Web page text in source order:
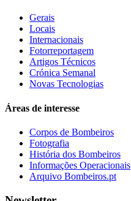
Gerais
Locais
Internacionais
Fotorreportagem
Artigos Técnicos
Crónica Semanal
Novas Tecnologias
Áreas de interesse
Corpos de Bombeiros
Fotografia
História dos Bombeiros
Informações Operacionais
Arquivo Bombeiros.pt